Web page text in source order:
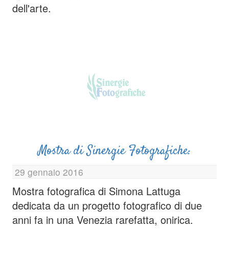
dell'arte.
Mostra di Sinergie Fotografiche:
29 gennaio 2016
Mostra fotografica di Simona Lattuga
dedicata da un progetto fotografico di due
anni fa in una Venezia rarefatta, onirica.